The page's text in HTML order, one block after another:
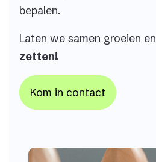
bepalen.
Laten we samen groeien en
zetten!
Kom in contact